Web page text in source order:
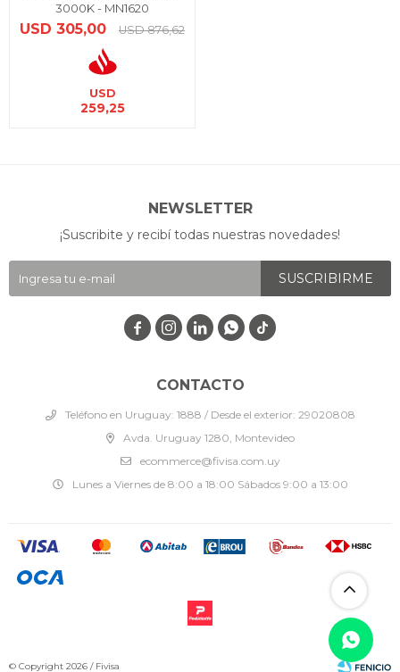
3000K - MN1620
USD 305,00 USD 876,62
USD
259,25
CONTACTO
Teléfono en Uruguay: 1888 / Desde el exterior: 29020808
Avda. Uruguay 1280, Montevideo
ecommerce@fivisa.com.uy
Lunes a Viernes de 8:00 a 18:00 Sábados 9:00 a 13:00
NEWSLETTER
¡Suscribite y recibí todas nuestras novedades!
SUSCRIBIRME
   
© Copyright 2026 / Fivisa